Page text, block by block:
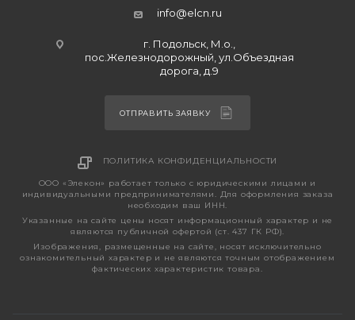
info@elcn.ru
г. Подольск, М.о.,
пос.Железнодорожный, ул.Объездная
дорога, д.9
ОТПРАВИТЬ ЗАЯВКУ
ПОЛИТИКА КОНФИДЕНЦИАЛЬНОСТИ
ООО «Элекон» работает только с юридическими лицами и
индивидуальными предпринимателями. Для оформления заказа
необходим ваш ИНН.
Указанные на сайте цены носят информационный характер и не
являются публичной офертой (ст. 437 ГК РФ).
Изображения, размещенные на сайте, носят исключительно
ознакомительный характер и не являются точным отображением
фактических характеристик товара.